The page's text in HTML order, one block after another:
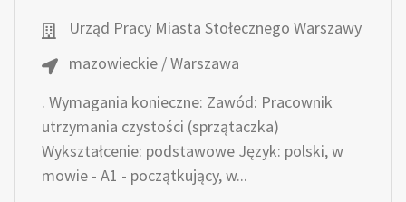
Urząd Pracy Miasta Stołecznego Warszawy
mazowieckie / Warszawa
. Wymagania konieczne: Zawód: Pracownik
utrzymania czystości (sprzątaczka)
Wykształcenie: podstawowe Język: polski, w
mowie - A1 - początkujący, w...